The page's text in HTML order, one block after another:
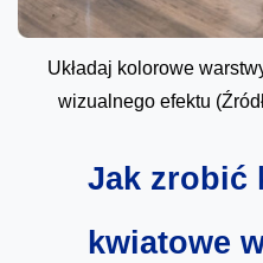
Układaj kolorowe
wizualnego efektu
Jak zrobić
kwiatowe